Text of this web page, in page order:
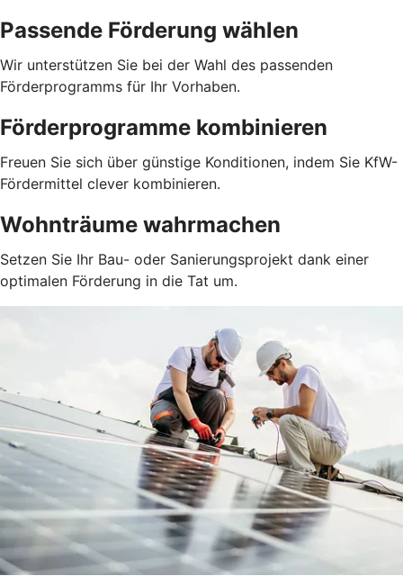
Passende Förderung wählen
Wir unterstützen Sie bei der Wahl des passenden
Förderprogramms für Ihr Vorhaben.
Förderprogramme kombinieren
Freuen Sie sich über günstige Konditionen, indem Sie KfW-
Fördermittel clever kombinieren.
Wohnträume wahrmachen
Setzen Sie Ihr Bau- oder Sanierungsprojekt dank einer
optimalen Förderung in die Tat um.